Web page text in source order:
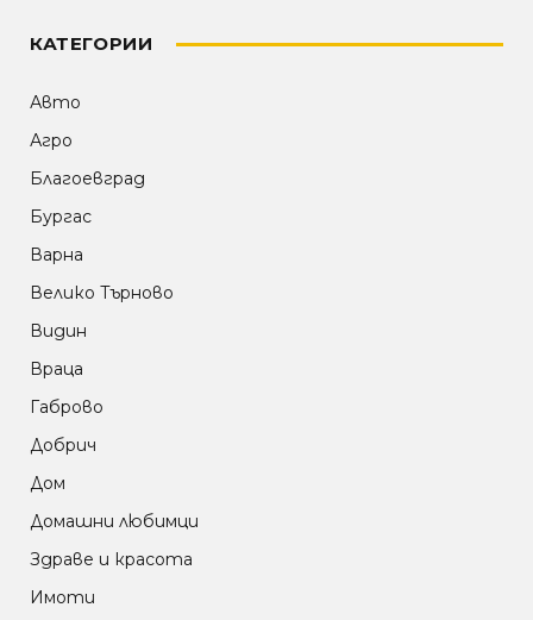
КАТЕГОРИИ
Авто
Агро
Благоевград
Бургас
Варна
Велико Търново
Видин
Враца
Габрово
Добрич
Дом
Домашни любимци
Здраве и красота
Имоти